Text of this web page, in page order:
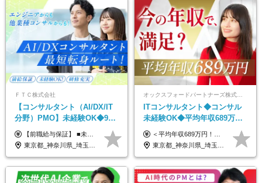
ＦＴＣ株式会社
【コンサルタント（AI/DX/IT
分野）PMO】未経験OK◆9期
連続大幅増益！AI企業へ進化
中◆ポジション多数
【前職給与保証】 ■未経験者： 月給30万円～35万円 ■ローキャリア（経験目安1年程度）： 月給35万円～40万円 ■経験者（経験目安3年以上）： 月給40万円～60万円 ■即戦力（経験目安5年以上）： 月給45万円～80万円 ※上記金額には固定残業代30時間分 【未経験者5万5000円～7万3000円、 ローキャリア6万4000円～7万3000円、 経験者5万8000円～10万9000円、 即戦力8万2000円～14万5000円】を含みます。 ※30時間を超える場合は追加で全額支給します。 ※経験・能力・前職給与などを総合的に評価したうえでご納得いただけるよう個別決定。 未経験者の場合、前職給与とポテンシャルを査定のうえ決定いたします。 ※日本国内でのIT業界経験、または同等の実務経験と能力に応じて決定します。 ※前職給与は日本円かつ、日本国内での実績に基づき評価します。 【納得の評価システム】 ★クォーター毎に査定する評価制度導入！ 明確な評価基準で翌年度年収を上げましょう！ ★評価対象期間に在籍中のほとんどの社員が昇給し 年収アップを実現しています！ ★様々なインセンティブ制度を用意し多角的に正当評価しています！ ※試用期間6カ月（期間中の待遇等に差異なし）
東京都_神奈川県_埼玉県_千葉県
ITコンサルタント◆コンサル
未経験OK◆平均年収689万円
◆業界屈指の営業力でサポー
ト◆フルリモート可
＜平均年収689万円！！＞ ☆前給保証以上☆案件待機期間も給与保証あり☆ 月給40万円～150万円（固定残業代含む） ※経験や能力を考慮し決定します ※試用期間6ヶ月あり。条件や待遇に差異はありません ※上記には固定残業代（30時間分／7万6000円～）が含まれています。 ※超過分は時間外手当を別途支給。 【実際の給与例】 野原さん（35歳）※前職年収480万円 （Java／C#エンジニア ⇒ 業務系システム開発 ⇒ 要件定義・業務分析 ⇒ ITコンサル案件へ参画） ▼620万円（入社初年度） ・Web系業務システム開発（Java、C#） ・ 顧客折衝や開発チームとの調整 ・ 既存システムの改修・機能追加案件に従事 ▼780万円（入社2年目） ・ 金融機関向け業務系システムの要件定義・設計補助 ・ 開発チームと連携した業務分析・課題整理 ・小規模PMO支援案件への参画 ▼1,090万円（入社3年目） ・ 大手企業向けIT戦略・業務改革プロジェクトに参画 ・コンサルタントとして要件定義・業務改善提案・ベンダー調整を担当 ・ PMO／部分的PM業務も兼務し、上流工程での裁量を拡大
東京都_神奈川県_埼玉県_千葉県_大阪府_愛知県_北海道_青森県_岩手県_宮城県_秋田県_山形県_福島県_茨城県_栃木県_群馬県_新潟県_山梨県_長野県_富山県_石川県_福井県_静岡県_岐阜県_三重県_兵庫県_京都府_滋賀県_奈良県_和歌山県_広島県_岡山県_鳥取県_島根県_山口県_徳島県_香川県_愛媛県_高知県_福岡県_熊本県_佐賀県_長崎県_大分県_宮崎県_鹿児島県_沖縄県